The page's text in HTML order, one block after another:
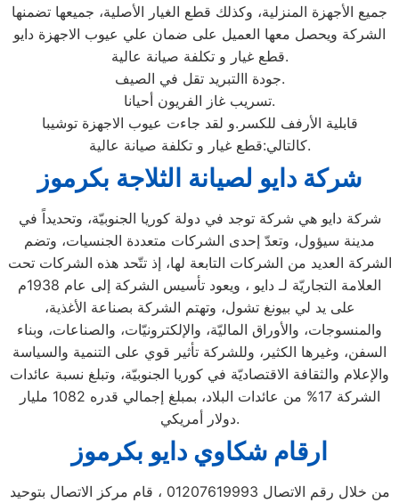
جميع الأجهزة المنزلية، وكذلك قطع الغيار الأصلية، جميعها تضمنها
الشركة ويحصل معها العميل على ضمان علي عيوب الاجهزة دايو
قطع غيار و تكلفة صيانة عالية.
جودة االتبريد تقل في الصيف.
تسريب غاز الفريون أحيانا.
قابلية الأرفف للكسر.و لقد جاءت عيوب الاجهزة توشيبا
كالتالي:قطع غيار و تكلفة صيانة عالية.
شركة دايو لصيانة الثلاجة بكرموز
شركة دايو هي شركة توجد في دولة كوريا الجنوبيّة، وتحديداً في
مدينة سيؤول، وتعدّ إحدى الشركات متعددة الجنسيات، وتضم
الشركة العديد من الشركات التابعة لها، إذ تتّحد هذه الشركات تحت
العلامة التجاريّة لـ دايو ، ويعود تأسيس الشركة إلى عام 1938م
على يد لي بيونغ تشول، وتهتم الشركة بصناعة الأغذية،
والمنسوجات، والأوراق الماليّة، والإلكترونيّات، والصناعات، وبناء
السفن، وغيرها الكثير، وللشركة تأثير قوي على التنمية والسياسة
والإعلام والثقافة الاقتصاديّة في كوريا الجنوبيّة، وتبلغ نسبة عائدات
الشركة 17% من عائدات البلاد، بمبلغ إجمالي قدره 1082 مليار
دولار أمريكي.
ارقام شكاوي دايو بكرموز
من خلال رقم الاتصال 01207619993 ، قام مركز الاتصال بتوحيد